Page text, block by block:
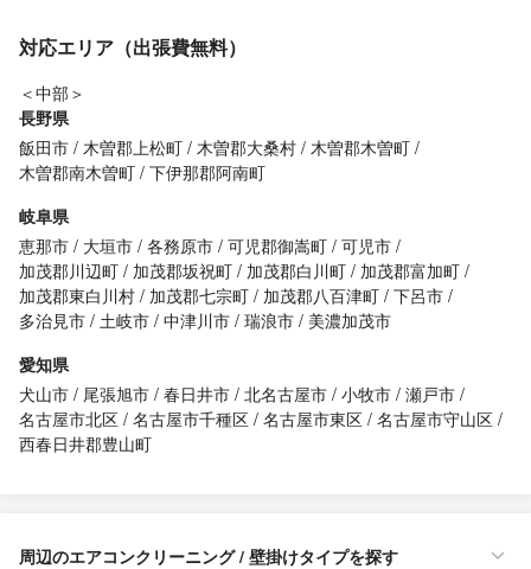
対応エリア（出張費無料）
＜中部＞
長野県
飯田市 木曽郡上松町 木曽郡大桑村 木曽郡木曽町
木曽郡南木曽町 下伊那郡阿南町
岐阜県
恵那市
大垣市 各務原市 可児郡御嵩町 可児市
加茂郡川辺町
加茂郡坂祝町 加茂郡白川町
加茂郡富加町
加茂郡東白川村
加茂郡七宗町 加茂郡八百津町 下呂市
多治見市 土岐市 中津川市 瑞浪市
美濃加茂市
愛知県
犬山市
尾張旭市 春日井市 北名古屋市 小牧市 瀬戸市
名古屋市北区 名古屋市千種区 名古屋市東区 名古屋市守山区
西春日井郡豊山町
周辺のエアコンクリーニング / 壁掛けタイプを探す